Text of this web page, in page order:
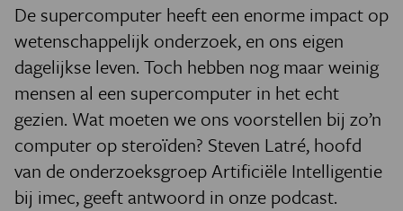
De supercomputer heeft een enorme impact op
wetenschappelijk onderzoek, en ons eigen
dagelijkse leven. Toch hebben nog maar weinig
mensen al een supercomputer in het echt
gezien. Wat moeten we ons voorstellen bij zo’n
computer op steroïden? Steven Latré, hoofd
van de onderzoeksgroep Artificiële Intelligentie
bij imec, geeft antwoord in onze podcast.